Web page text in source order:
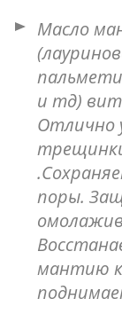
Масло
и тд)
Отлично
поры.
мантию